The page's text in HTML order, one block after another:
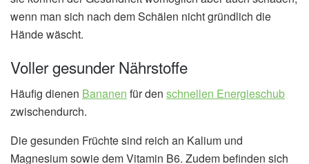
wenn man sich nach dem Schälen nicht gründlich die
Hände wäscht.
Voller gesunder Nährstoffe
Häufig dienen Bananen für den schnellen Energieschub
zwischendurch.
Die gesunden Früchte sind reich an Kalium und
Magnesium sowie dem Vitamin B6. Zudem befinden sich